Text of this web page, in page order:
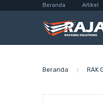
Beranda Artikel
Beranda RAK